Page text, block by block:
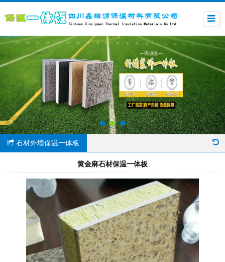
石材外墙保温一体板
黄金麻石材保温一体板